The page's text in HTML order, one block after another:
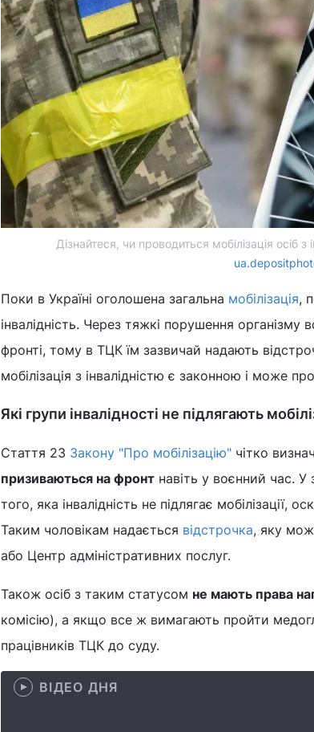
Дізнайтеся, чи проводиться мобілізація осіб з
Поки в Україні оголошена загальна мобілізація,
інвалідність. Через тяжкі порушення
фронті, тому в ТЦК їм зазвичай надають
мобілізація з інвалідністю є законною і може
Які групи інвалідності не підлягають
Стаття 23 Закону "Про мобілізацію" чітко
призиваються на фронт навіть у воєнний час.
того, яка інвалідність не підлягає мобілізації,
Таким чоловікам надається відстрочка, яку
або Центр адміністративних послуг.
Також осіб з таким статусом не мають права
комісію), а якщо все ж вимагають пройти
працівників ТЦК до суду.
ВІДЕО ДНЯ